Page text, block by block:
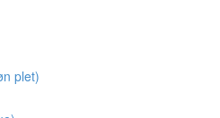
plet)